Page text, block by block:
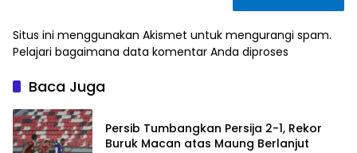
Situs ini menggunakan Akismet untuk mengurangi spam.
Pelajari bagaimana data komentar Anda diproses
Baca Juga
Persib Tumbangkan Persija 2-1, Rekor
Buruk Macan atas Maung Berlanjut